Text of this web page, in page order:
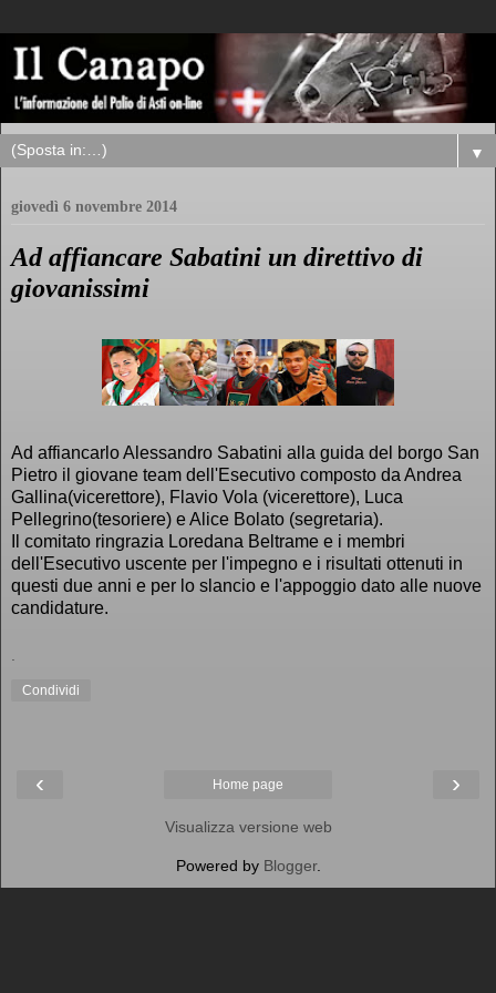
▼
giovedì 6 novembre 2014
Ad affiancare Sabatini un direttivo di
giovanissimi
Ad affiancarlo Alessandro Sabatini alla guida del borgo San
Pietro il giovane team dell'Esecutivo composto da Andrea
Gallina(vicerettore), Flavio Vola (vicerettore), Luca
Pellegrino(tesoriere) e Alice Bolato (segretaria).
Il comitato ringrazia Loredana Beltrame e i membri
dell'Esecutivo uscente per l'impegno e i risultati ottenuti in
questi due anni e per lo slancio e l'appoggio dato alle nuove
candidature.
.
Condividi
‹ ›
Home page
Visualizza versione web
Powered by Blogger.